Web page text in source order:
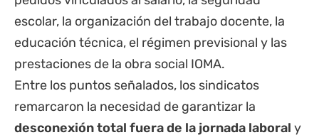
escolar, la organización del trabajo docente, la
educación técnica, el régimen previsional y las
prestaciones de la obra social IOMA.
Entre los puntos señalados, los sindicatos
remarcaron la necesidad de garantizar la
desconexión total fuera de la jornada laboral y